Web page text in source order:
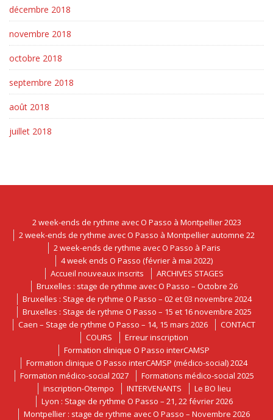
décembre 2018
novembre 2018
octobre 2018
septembre 2018
août 2018
juillet 2018
2 week-ends de rythme avec O Passo à Montpellier 2023
2 week-ends de rythme avec O Passo à Montpellier automne 22
2 week-ends de rythme avec O Passo à Paris
4 week ends O Passo (février à mai 2022)
Accueil nouveaux inscrits
ARCHIVES STAGES
Bruxelles : stage de rythme avec O Passo – Octobre 26
Bruxelles : Stage de rythme O Passo – 02 et 03 novembre 2024
Bruxelles : Stage de rythme O Passo – 15 et 16 novembre 2025
Caen – Stage de rythme O Passo – 14, 15 mars 2026
CONTACT
COURS
Erreur inscription
Formation clinique O Passo interCAMSP
Formation clinique O Passo interCAMSP (médico-social) 2024
Formation médico-social 2027
Formations médico-social 2025
inscription-Otempo
INTERVENANTS
Le BO lieu
Lyon : Stage de rythme O Passo – 21, 22 février 2026
Montpellier : stage de rythme avec O Passo – Novembre 2026